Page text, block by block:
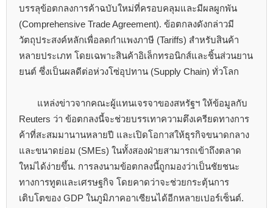
บรรลุข้อตกลงการค้าฉบับใหม่ที่ครอบคลุมและมีผลผูกพัน
(Comprehensive Trade Agreement). ข้อตกลงดังกล่าวมี
วัตถุประสงค์หลักเพื่อลดกำแพงภาษี (Tariffs) สำหรับสินค้า
หลายประเภท โดยเฉพาะสินค้าอิเล็กทรอนิกส์และชิ้นส่วนยาน
ยนต์ ซึ่งเป็นผลดีต่อห่วงโซ่อุปทาน (Supply Chain) ทั่วโลก
แหล่งข่าวจากคณะผู้แทนเจรจาของสหรัฐฯ ให้ข้อมูลกับ
Reuters ว่า ข้อตกลงนี้จะช่วยบรรเทาความตึงเครียดทางการ
ค้าที่สะสมมานานหลายปี และเปิดโอกาสให้ธุรกิจขนาดกลาง
และขนาดย่อม (SMEs) ในทั้งสองฝ่ายสามารถเข้าถึงตลาด
ใหม่ได้ง่ายขึ้น. การลงนามข้อตกลงนี้ถูกมองว่าเป็นชัยชนะ
ทางการทูตและเศรษฐกิจ โดยคาดว่าจะช่วยกระตุ้นการ
เติบโตของ GDP ในภูมิภาคอาเซียนได้อีกหลายเปอร์เซ็นต์.